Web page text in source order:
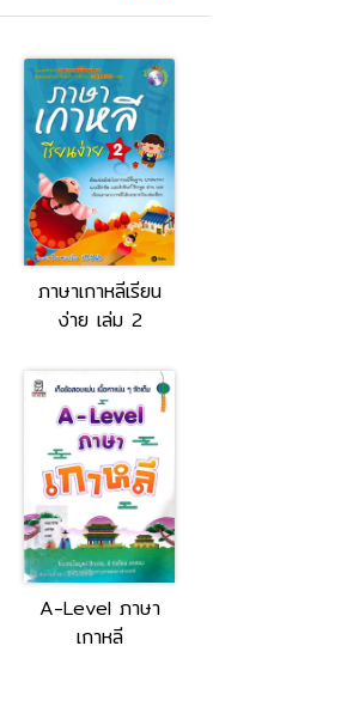
ภาษาเกาหลีเรียน
ง่าย เล่ม 2
A-Level ภาษา
เกาหลี